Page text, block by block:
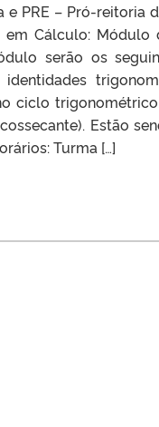
PRE – Pró-reitoria
Cálculo: Módulo
serão os
ciclo
Estão
Turma […]